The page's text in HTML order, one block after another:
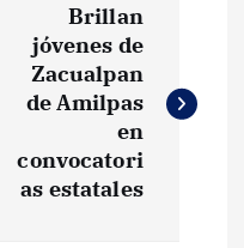
Brillan
jóvenes de
Zacualpan
de Amilpas
en
convocatori
as estatales